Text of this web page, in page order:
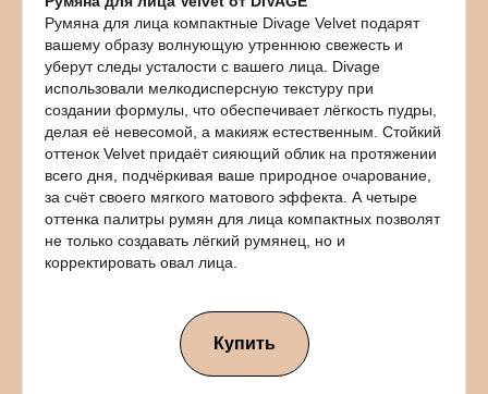
Румяна для лица компактные Divage Velvet подарят
вашему образу волнующую утреннюю свежесть и
уберут следы усталости с вашего лица. Divage
использовали мелкодисперсную текстуру при
создании формулы, что обеспечивает лёгкость пудры,
делая её невесомой, а макияж естественным. Стойкий
оттенок Velvet придаёт сияющий облик на протяжении
всего дня, подчёркивая ваше природное очарование,
за счёт своего мягкого матового эффекта. А четыре
оттенка палитры румян для лица компактных позволят
не только создавать лёгкий румянец, но и
корректировать овал лица.
Купить